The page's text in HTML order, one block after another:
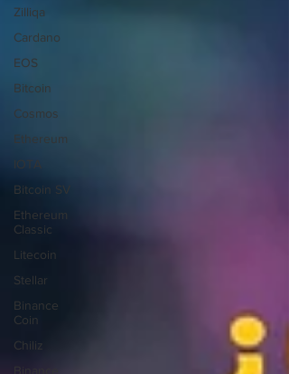
Zilliqa
Cardano
EOS
Bitcoin
Cosmos
Ethereum
IOTA
Bitcoin SV
Ethereum
Classic
Litecoin
Stellar
Binance
Coin
Chiliz